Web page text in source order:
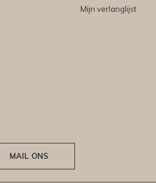
Mijn verlanglijst
MAIL ONS